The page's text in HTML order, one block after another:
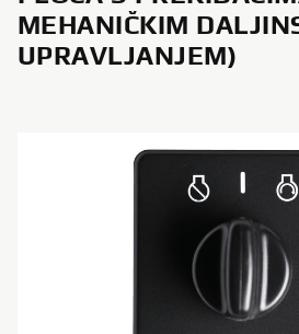
MEHANIČKIM
UPRAVLJANJEM)